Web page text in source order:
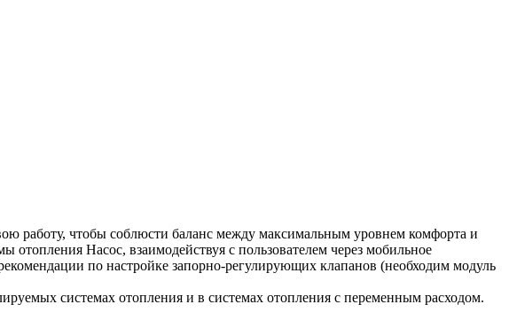
работу, чтобы соблюсти баланс между максимальным уровнем комфорта и
Насос, взаимодействуя с пользователем через мобильное
по настройке запорно-регулирующих клапанов (необходим модуль
системах отопления и в системах отопления с переменным расходом.